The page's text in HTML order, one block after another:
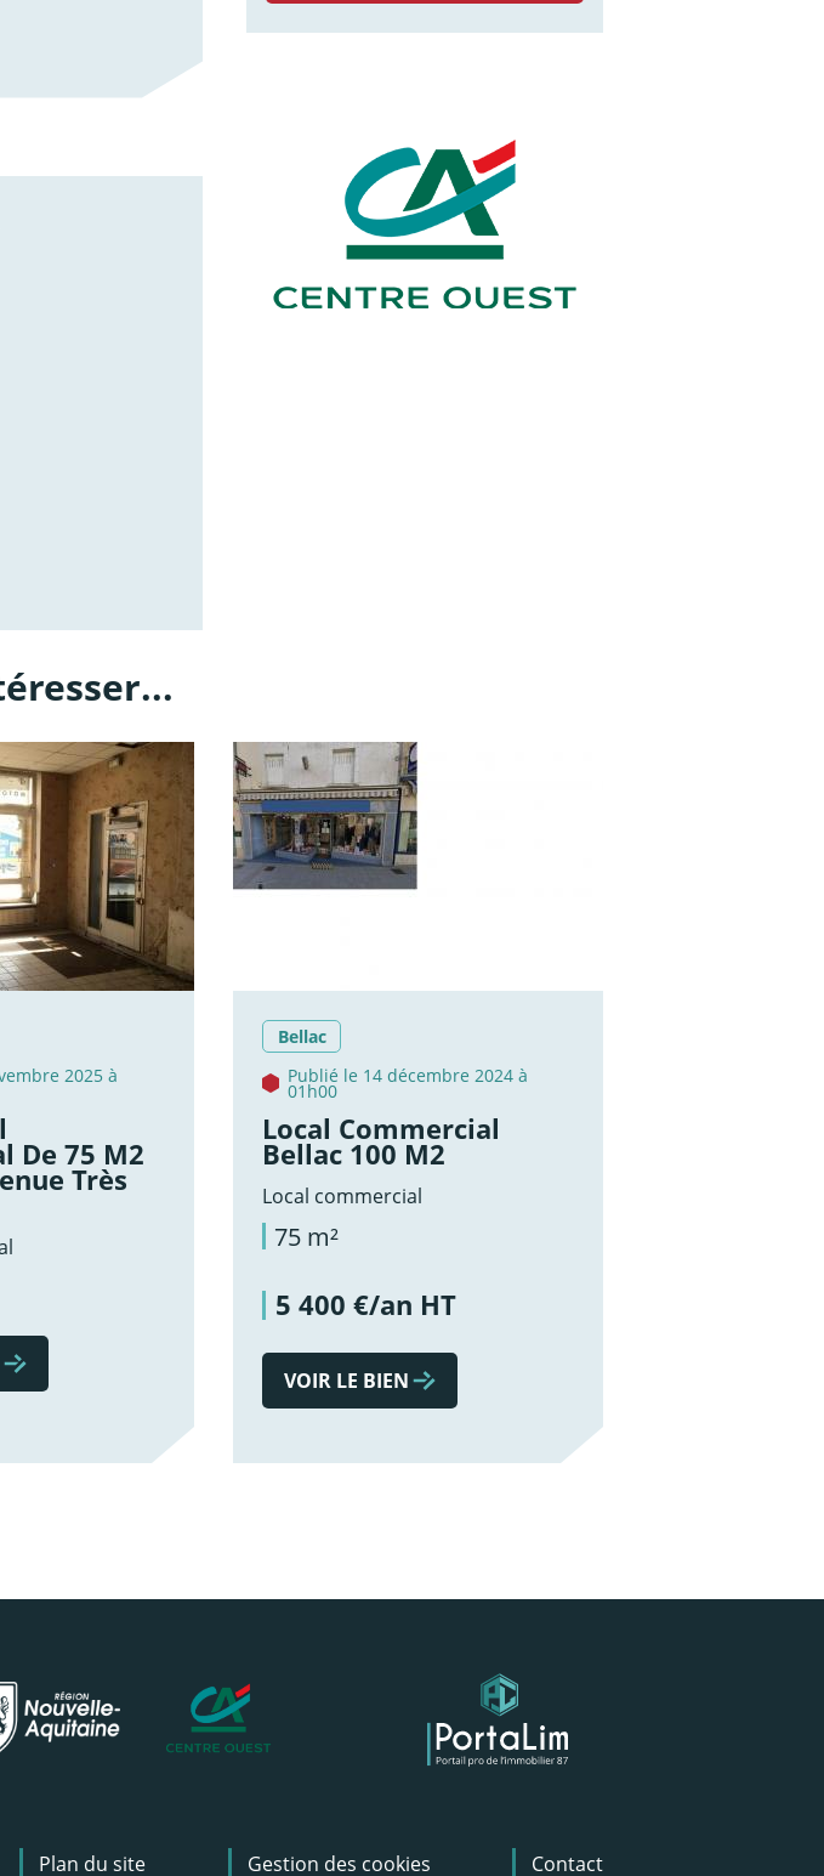
2025 à
De 75 M2
Très
Bellac
Publié le 14 décembre 2024 à
01h00
Local Commercial
Bellac 100 M2
Local commercial
75 m²
5 400 €/an HT
VOIR LE BIEN
Plan du site Gestion des cookies Contact